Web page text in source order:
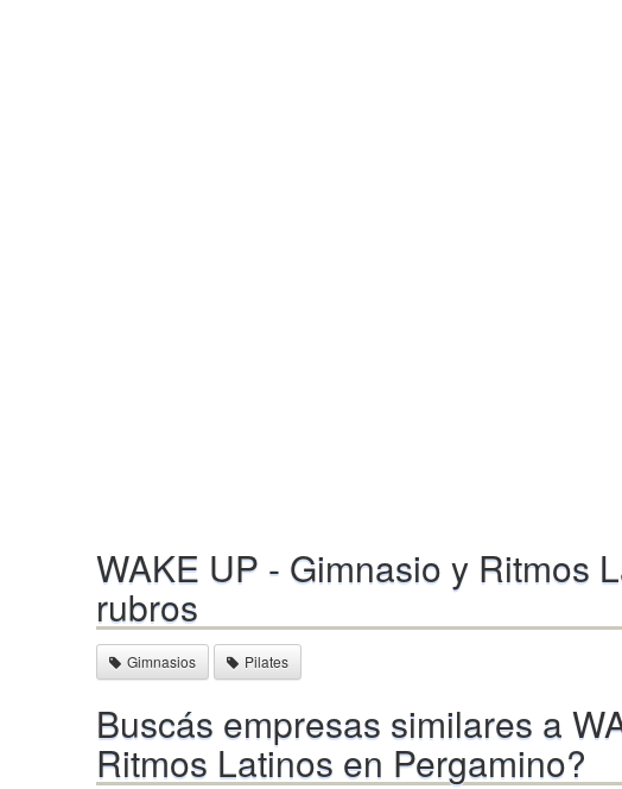
WAKE UP - Gimnasio y Ritmos
rubros
Gimnasios Pilates
Buscás empresas similares a
Ritmos Latinos en Pergamino?